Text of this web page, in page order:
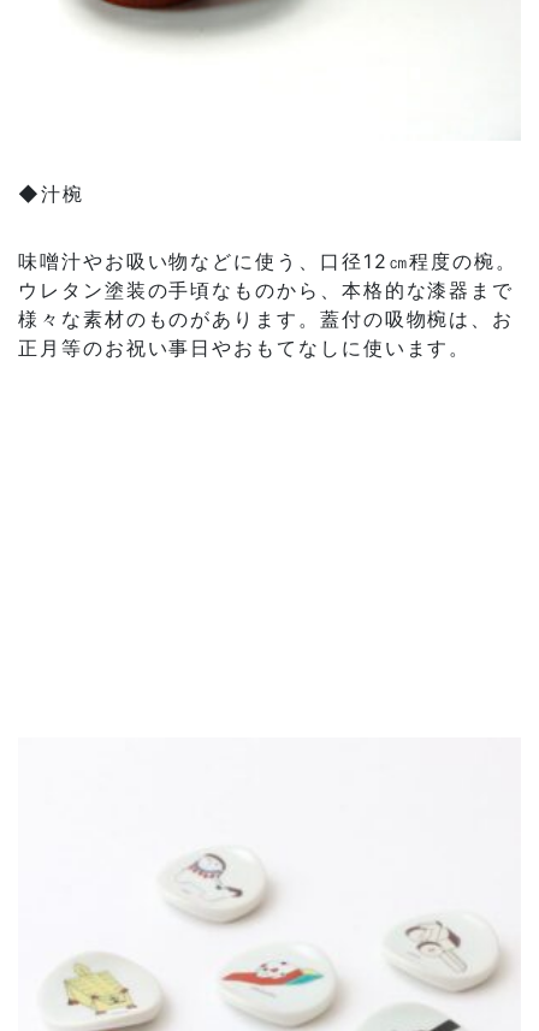
◆汁椀
味噌汁やお吸い物などに使う、口径12㎝程度の椀。
ウレタン塗装の手頃なものから、本格的な漆器まで
様々な素材のものがあります。蓋付の吸物椀は、お
正月等のお祝い事日やおもてなしに使います。